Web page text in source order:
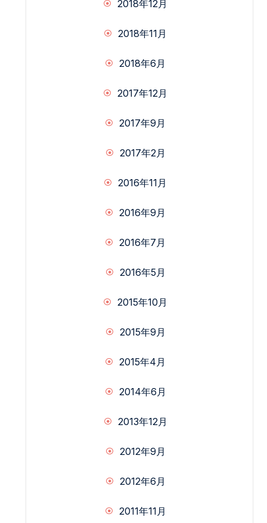
2018年12月
2018年11月
2018年6月
2017年12月
2017年9月
2017年2月
2016年11月
2016年9月
2016年7月
2016年5月
2015年10月
2015年9月
2015年4月
2014年6月
2013年12月
2012年9月
2012年6月
2011年11月